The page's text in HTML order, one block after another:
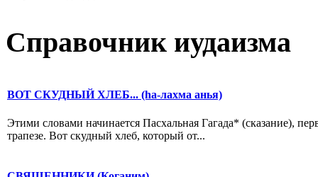
Справочник иудаизма
ВОТ СКУДНЫЙ ХЛЕБ... (hа-лахма анья)
Этими словами начинается Пасхальная Гагада* (сказание),
трапезе. Вот скудный хлеб, который от...